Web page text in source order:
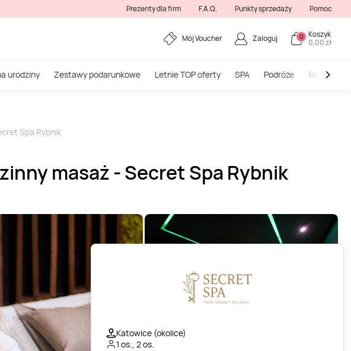
Prezenty dla firm F.A.Q. Punkty sprzedaży Pomoc
Mój Voucher Zaloguj 0 Koszyk
0,00 zł
urodziny Zestawy podarunkowe Letnie TOP oferty SPA Podróże
Spa Rybnik
masaż - Secret Spa Rybnik
Katowice (okolice)
1 os., 2 os.